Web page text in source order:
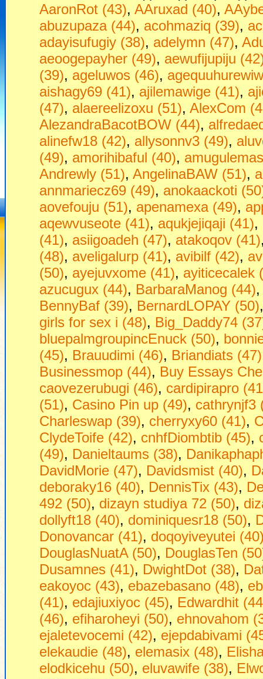
AaronRot (43), AAruxad (40),
abuzupaza (44), acohmaziq (39),
adayisufugiy (38), adelymn (47),
aeoogepayher (49), aewufijupiju
(39), ageluwos (46),
aishagy69 (41), ajilemawige (41),
(47), alaereelizoxu (51), AlexCom
AlezandraBacotBOW (44),
alinefw18 (42), allysonnv3 (49),
(49), amorihibaful (40),
Andrewly (51), AngelinaBAW (51),
annmariecz69 (49), anokaackoti
aovefouju (51), apenamexa (49),
aqewvuseote (41), aqukjejiqaji (41),
(41), asiigoadeh (47), atakoqov (41)
(48), aveligalurp (41), avibilf (42),
(50), ayejuvxome (41), ayiticecalek
azucugux (44), BarbaraManog (44)
BennyBaf (39), BernardLOPAY (50)
girls fоr seх i (48), Big_Daddy74
bluepalmgroupincEnuck (50),
(45), Brauudimi (46), Briandiats (47)
Businessmop (44), Buy Essays
caovezerubugi (46), cardipirapro
(51), Casino Pin up (49), cathrynjf3
Charleswap (39), cherryxy60 (41),
ClydeToife (42), cnhfDiombtib (45),
(49), Danieltaums (38),
DavidMorie (47), Davidsmist (40),
deboraky16 (40), DennisTix (43),
492 (50), dizayn studiya 72 (50),
dollyft18 (40), dominiquesr18 (50),
Donovancar (41), doqoyiveyutei
DouglasNuatA (50), DouglasTen
Dusamnes (41), DwightDot (38),
eakoyoc (43), ebazebasano (48),
(41), edajiuxiyoc (45), Edwardhit
(46), efiharoheyi (50), ehnovahom
ejaletevocemi (42), ejepdabivami
elekaudie (48), elemasix (48),
elodkicehu (50), eluvawife (38),